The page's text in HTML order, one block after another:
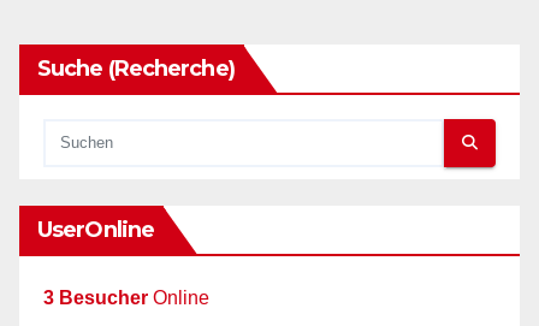
Suche (Recherche)
UserOnline
3 Besucher Online